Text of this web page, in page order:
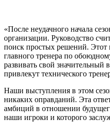
«После неудачного начала
организации. Руководство
поиск простых решений. Этот
главного тренера по
развивать свой значительный
привлекут технического
Наши выступления в этом
никаких оправданий. Эта
амбиций в отношении
наши игроки и которого